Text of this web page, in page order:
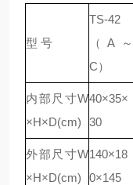
型 号
TS-42
（A～
C）
内部尺寸W
×H×D(cm)
40×35×
30
外部尺寸W
×H×D(cm)
140×18
0×145